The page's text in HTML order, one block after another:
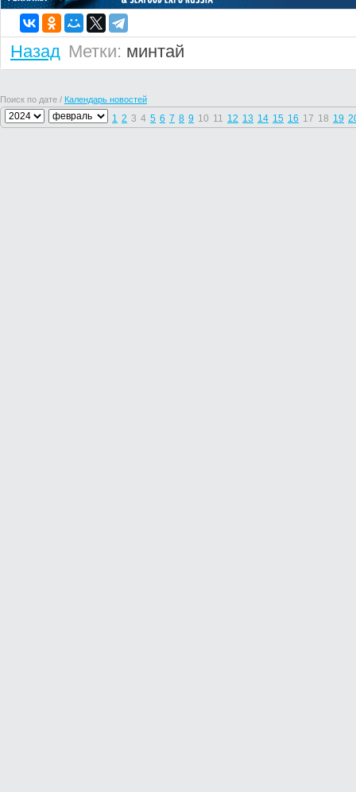
Назад Метки: минтай
Поиск по дате / Календарь новостей
1 2 3 4 5 6 7 8 9 10 11 12 13 14 15 16 17 18 19